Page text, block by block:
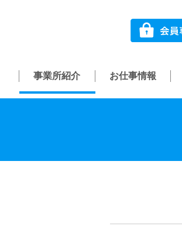
事業所紹介 お仕事情報